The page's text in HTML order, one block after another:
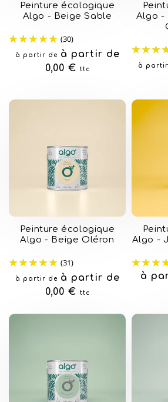
Peinture écologique
Algo - Beige Sable
(30)
Prix
habituel
à partir de
à partir de
0,00 €
ttc
Algo -
Prix
à
Peinture écologique
Algo - Beige Oléron
(31)
Prix
habituel
à partir de
à partir de
0,00 €
ttc
Algo -
à